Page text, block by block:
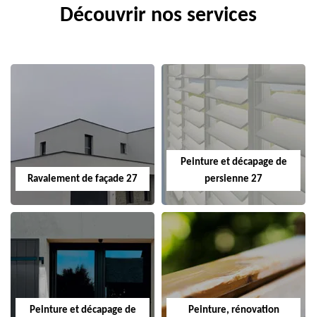
Découvrir nos services
Ravalement de façade 27
Peinture et décapage de
persienne 27
Peinture et décapage de
Peinture, rénovation